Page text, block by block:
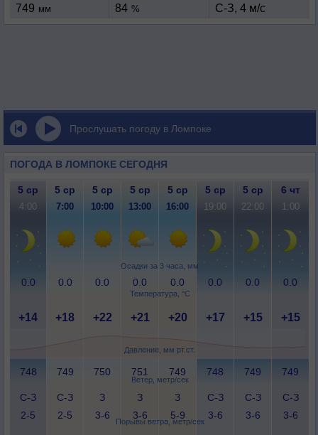
749 мм 84 % С-З, 4 м/с
Прослушать погоду в Ломпоке
ПОГОДА В ЛОМПОКЕ СЕГОДНЯ
Осадки за 3 часа, мм
Температура, °C
Давление, мм рт.ст.
Ветер, метр/сек
Порывы ветра, метр/сек
5 ср 5 ср 5 ср 5 ср 5 ср 5 ср 5 ср 6 чт
4:00 7:00 10:00 13:00 16:00 19:00 22:00 1:00
0.0 0.0 0.0 0.0 0.0 0.0 0.0 0.0
+14 +18 +22 +21 +20 +17 +15 +15
748 749 750 751 749 748 749 749
С-З
2-5
С-З
2-5
З
3-6
З
3-6
З
5-9
С-З
3-6
С-З
3-6
С-З
3-6